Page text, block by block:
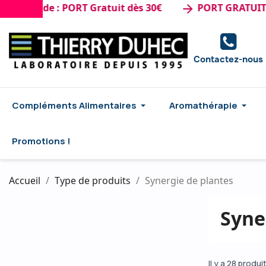
: PORT Gratuit dès 30€ arrow_forward PORT GRATUIT
Contactez-nous
Compléments Alimentaires Aromathérapie
Promotions !
Accueil Type de produits Synergie de plantes
Il y a 28